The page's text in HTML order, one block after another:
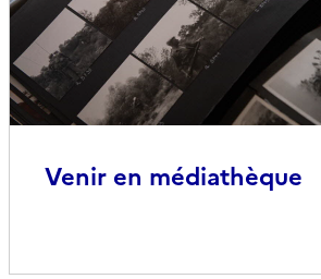
Venir en médiathèque